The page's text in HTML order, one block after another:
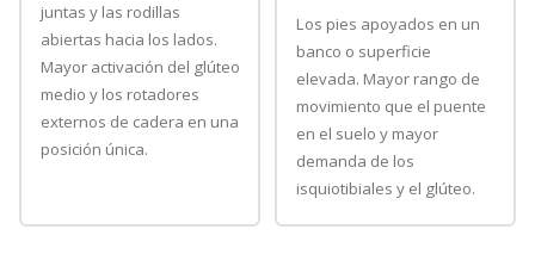
juntas y las rodillas
abiertas hacia los lados.
Mayor activación del glúteo
medio y los rotadores
externos de cadera en una
posición única.
Los pies apoyados en un
banco o superficie
elevada. Mayor rango de
movimiento que el puente
en el suelo y mayor
demanda de los
isquiotibiales y el glúteo.